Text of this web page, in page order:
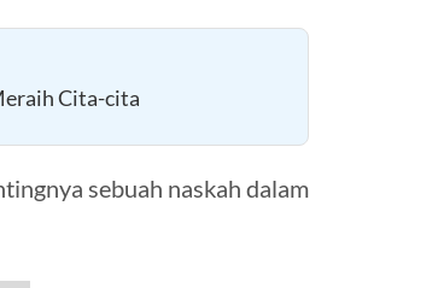
Cita-cita
sebuah naskah dalam